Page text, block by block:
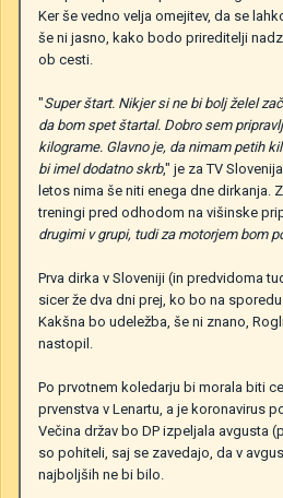
Ker še vedno velja omejitev, da se
še ni jasno, kako bodo prireditelji
ob cesti.
"Super štart. Nikjer si ne bi bolj želel
da bom spet štartal. Dobro sem
kilograme. Glavno je, da nimam petih
bi imel dodatno skrb," je za TV
letos nima še niti enega dne dirkanja.
treningi pred odhodom na višinske
drugimi v grupi, tudi za motorjem bom
Prva dirka v Sloveniji (in predvidoma
sicer že dva dni prej, ko bo na
Kakšna bo udeležba, še ni znano,
nastopil.
Po prvotnem koledarju bi morala biti
prvenstva v Lenartu, a je koronavirus
Večina držav bo DP izpeljala avgusta
so pohiteli, saj se zavedajo, da v
najboljših ne bi bilo.